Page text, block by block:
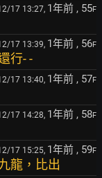
17 13:27, 1年前 , 55F
17 13:39, 1年前 , 56F
行- -
17 13:40, 1年前 , 57F
17 14:28, 1年前 , 58F
17 15:25, 1年前 , 59F
龍，比出